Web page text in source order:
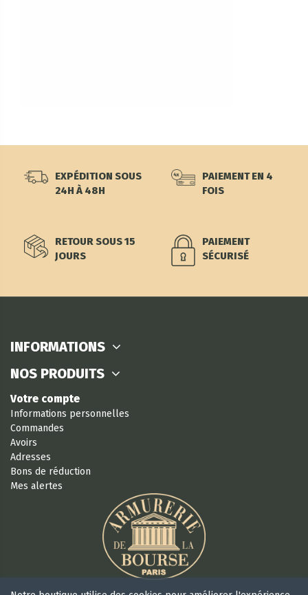
EXPÉDITION SOUS
24H À 48H
PAIEMENT EN 4
FOIS
RETOUR SOUS 15
JOURS
PAIEMENT
SÉCURISÉ
INFORMATIONS
NOS PRODUITS
Votre compte
Informations personnelles
Commandes
Avoirs
Adresses
Bons de réduction
Mes alertes